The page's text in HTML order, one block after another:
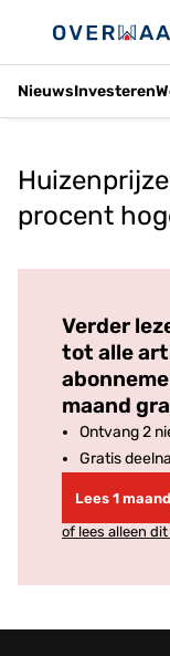
NieuwsInvesteren
procent
Verder
tot alle
maand
Ontvang 2
Gratis
Lees 1
of lees alleen